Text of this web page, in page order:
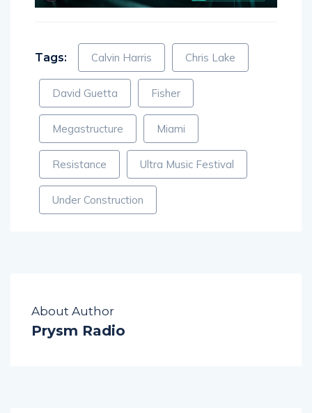
Calvin Harris Chris Lake
David Guetta Fisher
Megastructure Miami
Resistance Ultra Music Festival
Under Construction
About Author